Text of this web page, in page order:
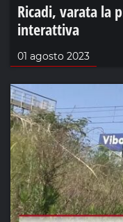
Ricadi, varata la
interattiva
01 agosto 2023